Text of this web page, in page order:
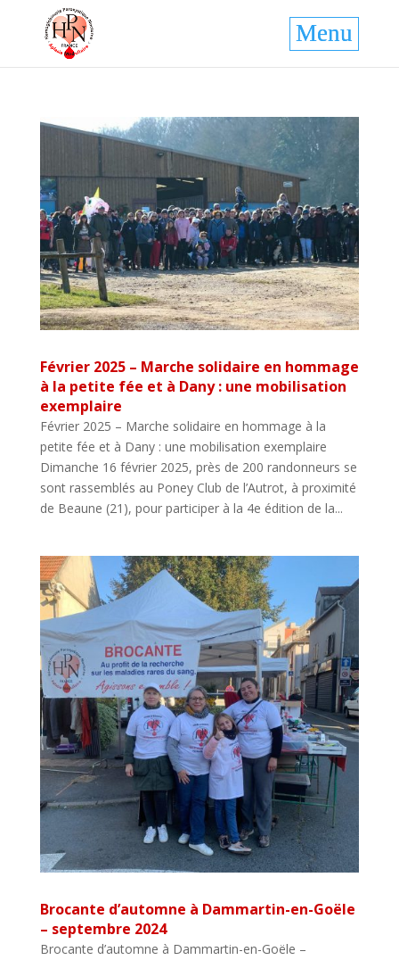
Février 2025 – Marche solidaire en hommage
à la petite fée et à Dany : une mobilisation
exemplaire
Février 2025 – Marche solidaire en hommage à la
petite fée et à Dany : une mobilisation exemplaire
Dimanche 16 février 2025, près de 200 randonneurs se
sont rassemblés au Poney Club de l’Autrot, à proximité
de Beaune (21), pour participer à la 4e édition de la...
Brocante d’automne à Dammartin-en-Goële
– septembre 2024
Brocante d’automne à Dammartin-en-Goële –